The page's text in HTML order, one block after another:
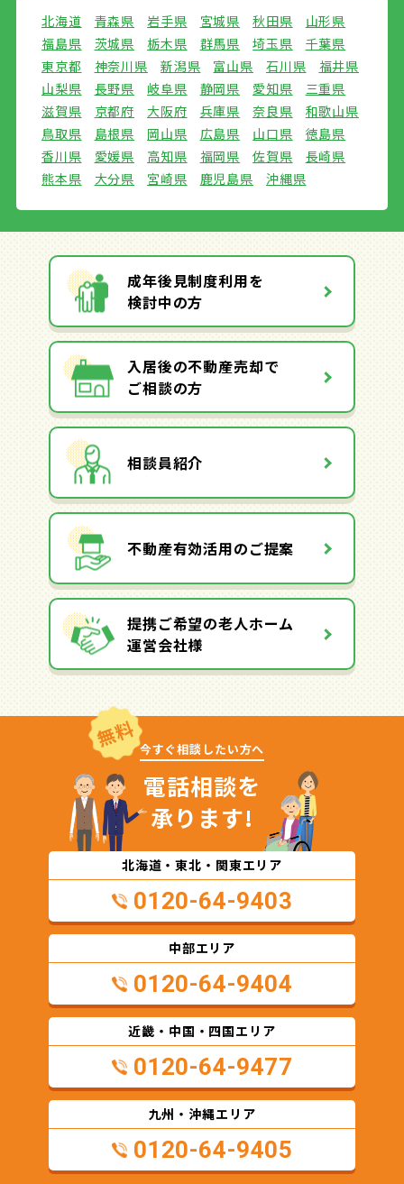
北海道 青森県 岩手県 宮城県 秋田県
山形県
福島県
茨城県 栃木県 群馬県 埼玉県
千葉県
東京都
神奈川県 新潟県 富山県 石川県
福井県
山梨県
長野県 岐阜県 静岡県 愛知県
三重県
滋賀県
京都府 大阪府 兵庫県 奈良県
和歌山県
鳥取県
島根県 岡山県 広島県 山口県
徳島県
香川県
愛媛県 高知県 福岡県 佐賀県
長崎県
熊本県
大分県 宮崎県 鹿児島県 沖縄県
成年後見制度利用を
検討中の方
入居後の不動産売却で
ご相談の方
相談員紹介
不動産有効活用のご提案
提携ご希望の老人ホーム
運営会社様
無料 今すぐ相談したい方へ
電話相談を
承ります!
北海道・東北・関東エリア
0120-64-9403
中部エリア
0120-64-9404
近畿・中国・四国エリア
0120-64-9477
九州・沖縄エリア
0120-64-9405